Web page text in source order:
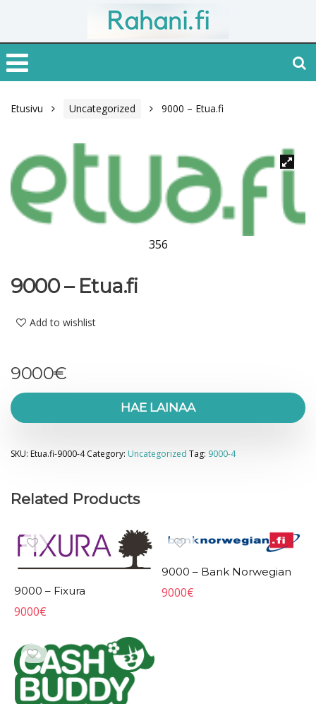
Etusivu Uncategorized 9000 – Etua.fi
356
9000 – Etua.fi
Add to wishlist
9000€
HAE LAINAA
SKU: Etua.fi-9000-4 Category: Uncategorized Tag: 9000-4
Related Products
9000 – Fixura
9000€
9000 – Bank Norwegian
9000€